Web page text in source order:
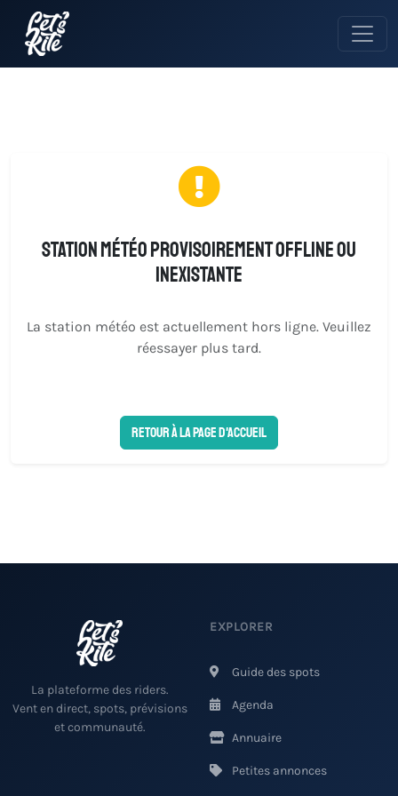
Station météo provisoirement offline ou
inexistante
La station météo est actuellement hors ligne. Veuillez
réessayer plus tard.
Retour à la page d'accueil
La plateforme des riders.
Vent en direct, spots, prévisions
et communauté.
EXPLORER
Guide des spots
Agenda
Annuaire
Petites annonces